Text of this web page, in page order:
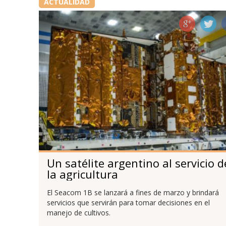
Un satélite argentino al servicio
la agricultura
El Seacom 1B se lanzará a fines de marzo y brindará
servicios que servirán para tomar decisiones en el
manejo de cultivos.